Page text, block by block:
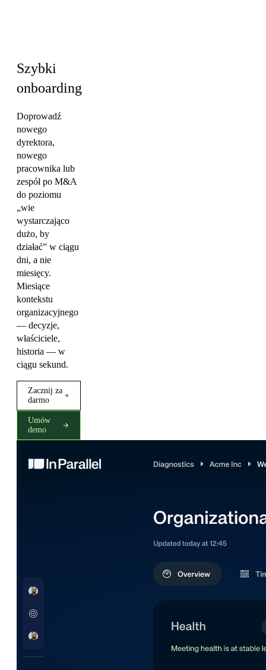
Szybki
onboarding
Doprowadź
nowego
dyrektora,
nowego
pracownika lub
zespół po M&A
do poziomu
„wie
wystarczająco
dużo, by
działać” w ciągu
dni, a nie
miesięcy.
Miesiące
kontekstu
organizacyjnego
— decyzje,
właściciele,
historia — w
ciągu sekund.
Zacznij za
darmo
Umów
demo